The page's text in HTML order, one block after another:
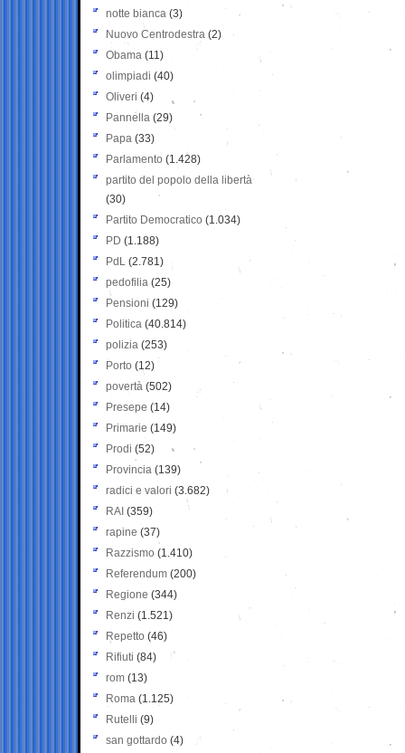
notte bianca (3)
Nuovo Centrodestra (2)
Obama (11)
olimpiadi (40)
Oliveri (4)
Pannella (29)
Papa (33)
Parlamento (1.428)
partito del popolo della libertà
(30)
Partito Democratico (1.034)
PD (1.188)
PdL (2.781)
pedofilia (25)
Pensioni (129)
Politica (40.814)
polizia (253)
Porto (12)
povertà (502)
Presepe (14)
Primarie (149)
Prodi (52)
Provincia (139)
radici e valori (3.682)
RAI (359)
rapine (37)
Razzismo (1.410)
Referendum (200)
Regione (344)
Renzi (1.521)
Repetto (46)
Rifiuti (84)
rom (13)
Roma (1.125)
Rutelli (9)
san gottardo (4)